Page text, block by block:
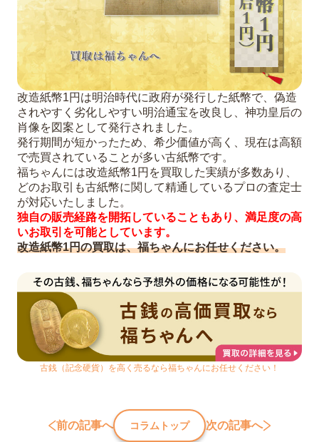
改造紙幣1円は明治時代に政府が発行した紙幣で、偽造
されやすく劣化しやすい明治通宝を改良し、神功皇后の
肖像を図案として発行されました。
発行期間が短かったため、希少価値が高く、現在は高額
で売買されていることが多い古紙幣です。
福ちゃんには改造紙幣1円を買取した実績が多数あり、
どのお取引も古紙幣に関して精通しているプロの査定士
が対応いたしました。
独自の販売経路を開拓していることもあり、満足度の高
いお取引を可能としています。
改造紙幣1円の買取は、福ちゃんにお任せください。
古銭（記念硬貨）を高く売るなら福ちゃんにお任せください！
前の記事へ コラムトップ 次の記事へ